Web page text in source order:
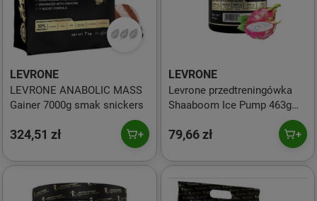
LEVRONE
LEVRONE ANABOLIC MASS
Gainer 7000g smak snickers
324,51 zł
LEVRONE
Levrone przedtreningówka
Shaaboom Ice Pump 463g
463g smak smoczy owoc
79,66 zł